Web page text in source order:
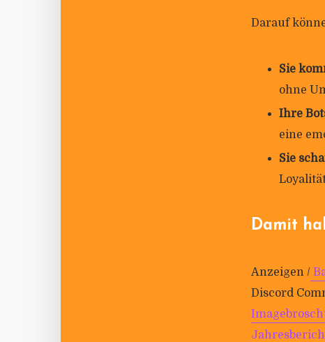
Darauf
Sie
ohne
Ihre
eine
Sie
Damit
Anzeigen /
Dis­cord